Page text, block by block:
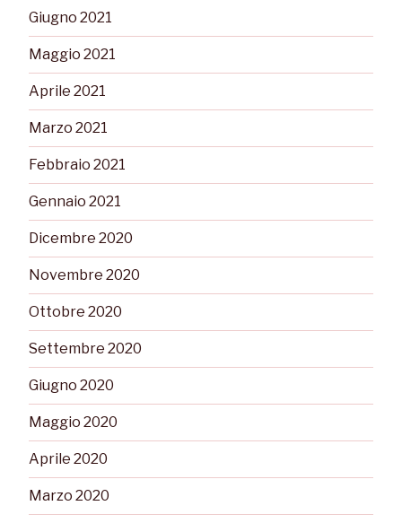
Giugno 2021
Maggio 2021
Aprile 2021
Marzo 2021
Febbraio 2021
Gennaio 2021
Dicembre 2020
Novembre 2020
Ottobre 2020
Settembre 2020
Giugno 2020
Maggio 2020
Aprile 2020
Marzo 2020